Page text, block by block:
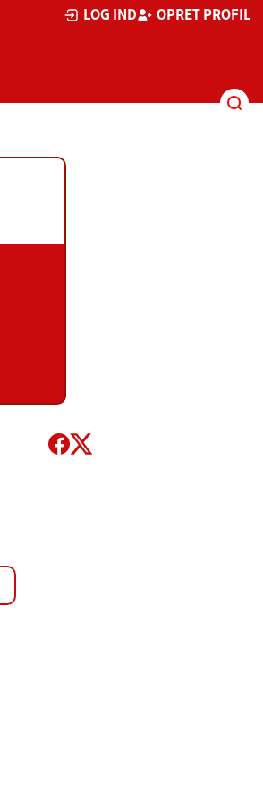
LOG IND OPRET PROFIL